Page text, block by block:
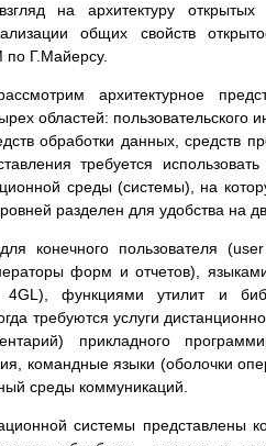
на архитектуру
общих свойств
по Г.Майерсу.
архитектурное
областей: пользовательского
обработки данных, средств
требуется
среды (системы), на
разделен для удобства на
конечного пользователя
форм и отчетов),
4GL), функциями утилит и
требуются услуги
прикладного
командные языки (оболочки
среды коммуникаций.
системы представлены